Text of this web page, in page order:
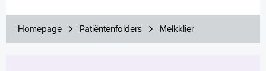
Language
Zoeken
Homepage Patiëntenfolders Melkklier